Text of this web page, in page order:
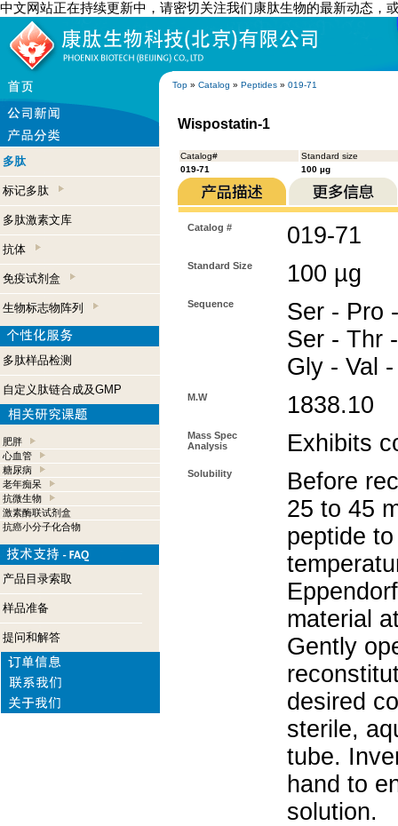
中文网站正在持续更新中，请密切关注我们康肽生物的最新动态，
Top » Catalog » Peptides » 019-71
多肽
标记多肽
多肽激素文库
抗体
免疫试剂盒
生物标志物阵列
多肽样品检测
自定义肽链合成及GMP
肥胖
心血管
糖尿病
老年痴呆
抗微生物
激素酶联试剂盒
抗癌小分子化合物
产品目录索取
样品准备
提问和解答
Wispostatin-1
Catalog#
Standard size
019-71
100 µg
Catalog # 019-71
Standard Size 100 µg
Sequence
Ser - Pro
Ser - Thr
Gly - Val
M.W 1838.10
Mass Spec
Analysis
Exhibits
Solubility
Before
25 to 45
peptide
material
Gently
desired
sterile,
tube.
hand to
solution.